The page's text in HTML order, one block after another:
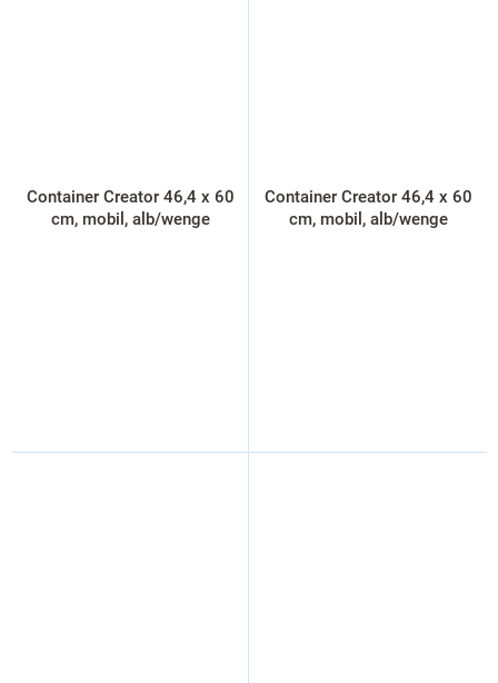
Container Creator 46,4 x 60
cm, mobil, alb/wenge
Container Creator 46,4 x 60
cm, mobil, alb/wenge